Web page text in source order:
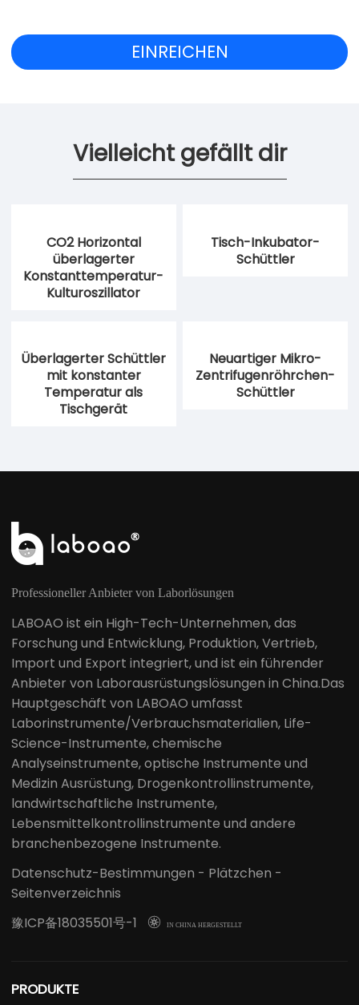
Vielleicht gefällt dir
CO2 Horizontal
überlagerter
Konstanttemperatur-
Kulturoszillator
Tisch-Inkubator-
Schüttler
Überlagerter Schüttler
mit konstanter
Temperatur als
Tischgerät
Neuartiger Mikro-
Zentrifugenröhrchen-
Schüttler
Professioneller Anbieter von Laborlösungen
LABOAO ist ein High-Tech-Unternehmen, das
Forschung und Entwicklung, Produktion, Vertrieb,
Import und Export integriert, und ist ein führender
Anbieter von Laborausrüstungslösungen in China.Das
Hauptgeschäft von LABOAO umfasst
Laborinstrumente/Verbrauchsmaterialien, Life-
Science-Instrumente, chemische
Analyseinstrumente, optische Instrumente und
Medizin Ausrüstung, Drogenkontrollinstrumente,
landwirtschaftliche Instrumente,
Lebensmittelkontrollinstrumente und andere
branchenbezogene Instrumente.
Datenschutz-Bestimmungen - Plätzchen -
Seitenverzeichnis
豫ICP备18035501号-1
 IN CHINA HERGESTELLT
PRODUKTE